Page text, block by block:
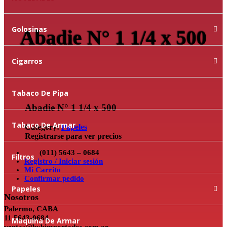
Golosinas
Cigarros
Tabaco De Pipa
Tabaco De Armar
Filtros
Papeles
Maquina De Armar
Abadie N° 1 1/4 x 500
Abadie N° 1 1/4 x 500
Category:Papeles
Registrarse para ver precios
(011) 5643 – 0684
Registro / Iniciar sesión
Mi Carrito
Confirmar pedido
Nosotros
Palermo, CABA
11 5643-0684